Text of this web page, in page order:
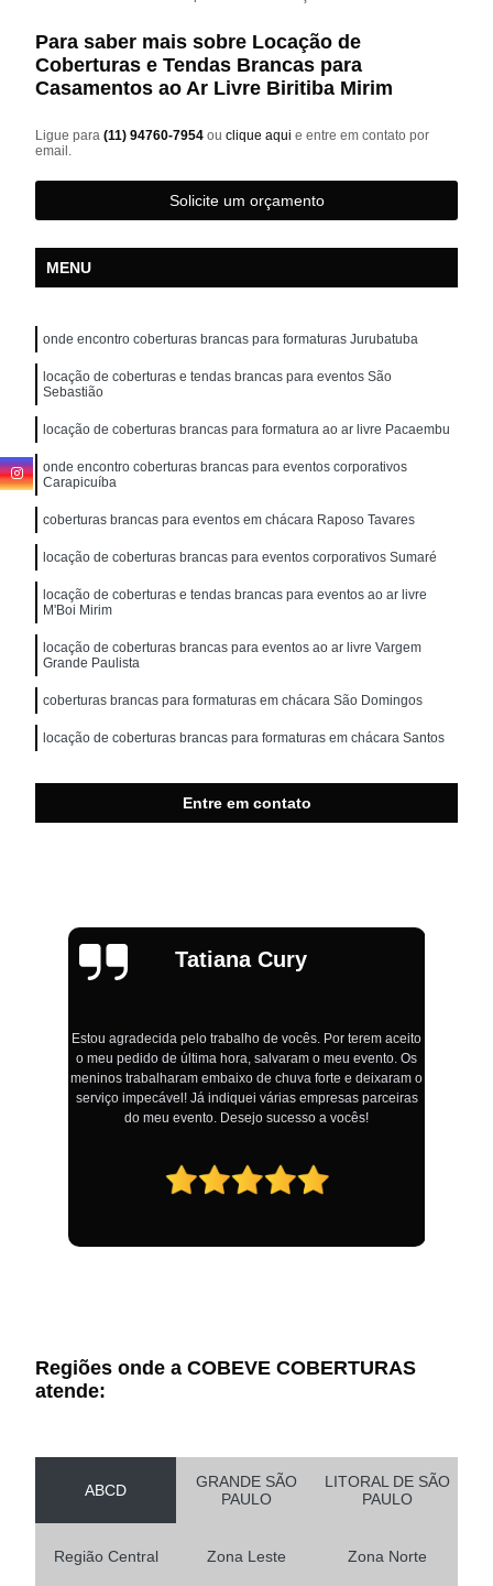
Para saber mais sobre Locação de
Coberturas e Tendas Brancas para
Casamentos ao Ar Livre Biritiba Mirim
Ligue para(11) 94760-7954ouclique aqui e entre em contato por
email.
Solicite um orçamento
MENU
onde encontro coberturas brancas para formaturas Jurubatuba
locação de coberturas e tendas brancas para eventos São
Sebastião
locação de coberturas brancas para formatura ao ar livre Pacaembu
onde encontro coberturas brancas para eventos corporativos
Carapicuíba
coberturas brancas para eventos em chácara Raposo Tavares
locação de coberturas brancas para eventos corporativos Sumaré
locação de coberturas e tendas brancas para eventos ao ar livre
M'Boi Mirim
locação de coberturas brancas para eventos ao ar livre Vargem
Grande Paulista
coberturas brancas para formaturas em chácara São Domingos
locação de coberturas brancas para formaturas em chácara Santos
Entre em contato
Tatiana Cury
Estou agradecida pelo trabalho de vocês. Por terem aceito
o meu pedido de última hora, salvaram o meu evento. Os
meninos trabalharam embaixo de chuva forte e deixaram o
serviço impecável! Já indiquei várias empresas parceiras
do meu evento. Desejo sucesso a vocês!
Regiões onde a COBEVE COBERTURAS
atende:
ABCD
GRANDE SÃO
PAULO
LITORAL DE SÃO
PAULO
Região Central Zona Leste Zona Norte